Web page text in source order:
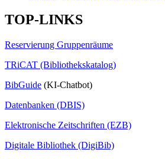
TOP-LINKS
Reservierung Gruppenräume
TRiCAT (Bibliothekskatalog)
BibGuide (KI-Chatbot)
Datenbanken (DBIS)
Elektronische Zeitschriften (EZB)
Digitale Bibliothek (DigiBib)